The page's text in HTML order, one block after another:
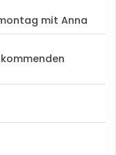
mit Anna